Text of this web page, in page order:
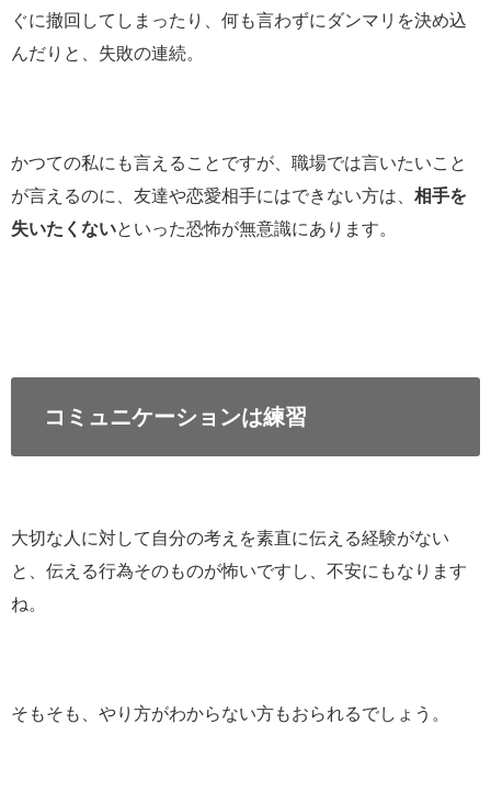
ぐに撤回してしまったり、何も言わずにダンマリを決め込
んだりと、失敗の連続。
かつての私にも言えることですが、職場では言いたいこと
が言えるのに、友達や恋愛相手にはできない方は、 相手を
失いたくないといった恐怖が無意識にあります。
コミュニケーションは練習
大切な人に対して自分の考えを素直に伝える経験がない
と、伝える行為そのものが怖いですし、不安にもなります
ね。
そもそも、やり方がわからない方もおられるでしょう。